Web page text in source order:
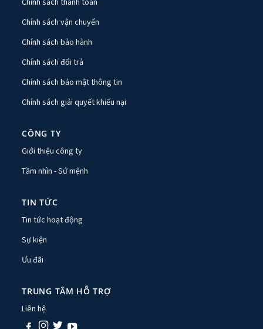
Chính sách vận chuyển
Chính sách bảo hành
Chính sách đổi trả
Chính sách bảo mật thông tin
Chính sách giải quyết khiếu nại
CÔNG TY
Giới thiệu công ty
Tầm nhìn - Sứ mệnh
TIN TỨC
Tin tức hoạt động
Sự kiện
Ưu đãi
TRUNG TÂM HỖ TRỢ
Liên hệ